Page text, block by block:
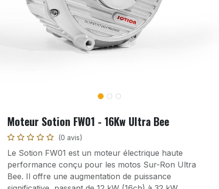
Moteur Sotion FW01 - 16Kw Ultra Bee
(0 avis)
Le Sotion FW01 est un moteur électrique haute
performance conçu pour les motos Sur-Ron Ultra
Bee. Il offre une augmentation de puissance